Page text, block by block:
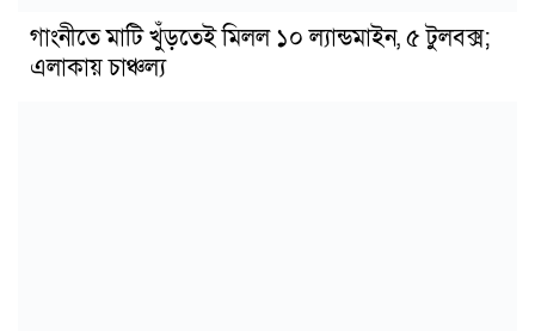
গাংনীতে মাটি খুঁড়তেই মিলল ১০ ল্যান্ডমাইন, ৫ টুলবক্স;
এলাকায় চাঞ্চল্য